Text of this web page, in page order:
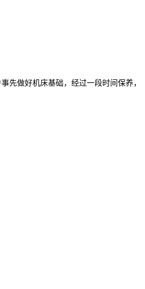
先做好机床基础，经过一段时间保养，